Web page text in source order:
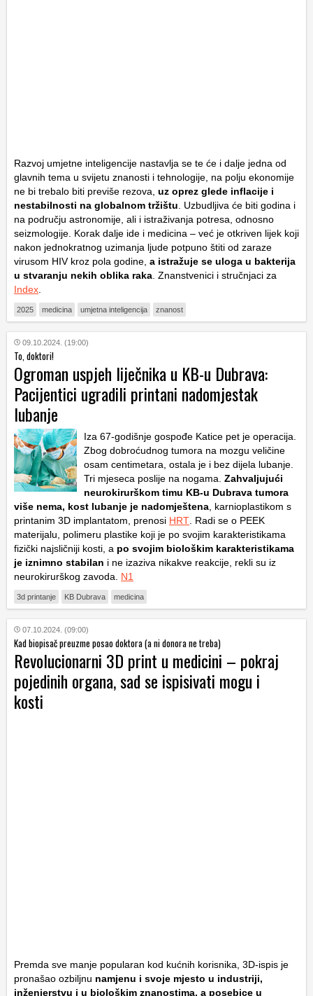
Razvoj umjetne inteligencije nastavlja se te će i dalje jedna od
glavnih tema u svijetu znanosti i tehnologije, na polju ekonomije
ne bi trebalo biti previše rezova, uz oprez glede inflacije i
nestabilnosti na globalnom tržištu . Uzbudljiva će biti godina i
na području astronomije, ali i istraživanja potresa, odnosno
seizmologije. Korak dalje ide i medicina – već je otkriven lijek koji
nakon jednokratnog uzimanja ljude potpuno štiti od zaraze
virusom HIV kroz pola godine, a istražuje se uloga u bakterija
u stvaranju nekih oblika raka . Znanstvenici i stručnjaci za
Index
2025 medicina umjetna inteligencija znanost
09.10.2024. (19:00)
To, doktori!
Ogroman uspjeh liječnika u KB-u Dubrava:
Pacijentici ugradili printani nadomjestak
lubanje
Iza 67-godišnje gospođe Katice pet je operacija.
Zbog dobroćudnog tumora na mozgu veličine
osam centimetara, ostala je i bez dijela lubanje.
Tri mjeseca poslije na nogama. Zahvaljujući
neurokirurškom timu KB-u Dubrava tumora
više nema, kost lubanje je nadomještena , karnioplastikom s
printanim 3D implantatom, prenosi HRT . Radi se o PEEK
materijalu, polimeru plastike koji je po svojim karakteristikama
fizički najsličniji kosti, a po svojim biološkim karakteristikama
je iznimno stabilan i ne izaziva nikakve reakcije, rekli su iz
neurokirurškog zavoda. N1
3d printanje KB Dubrava medicina
07.10.2024. (09:00)
Kad biopisač preuzme posao doktora (a ni donora ne treba)
Revolucionarni 3D print u medicini – pokraj
pojedinih organa, sad se ispisivati mogu i
kosti
Premda sve manje popularan kod kućnih korisnika, 3D-ispis je
pronašao ozbiljnu namjenu i svoje mjesto u industriji,
inženjerstvu i u biološkim znanostima, a posebice u